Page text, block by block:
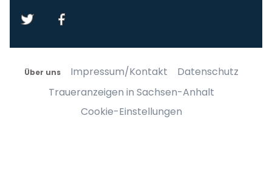
Über uns Impressum/Kontakt
Datenschutz
Traueranzeigen in Sachsen-Anhalt
Cookie-Einstellungen